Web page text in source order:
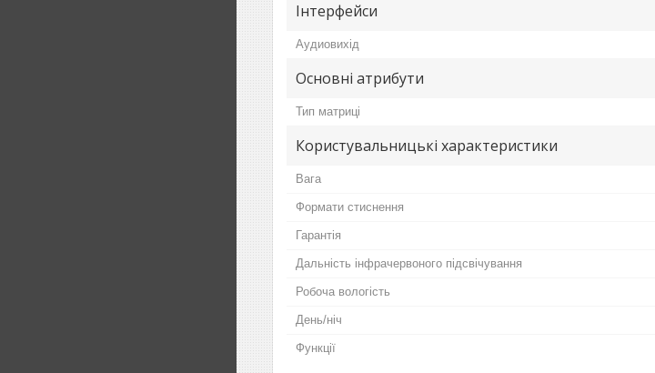
Інтерфейси
Аудиовихід
Основні атрибути
Тип матриці
Користувальницькі характеристики
Вага
Формати стиснення
Гарантія
Дальність інфрачервоного підсвічування
Робоча вологість
День/ніч
Функції